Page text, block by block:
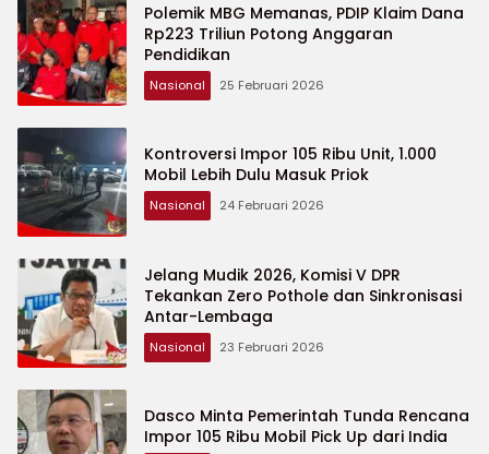
Polemik MBG Memanas, PDIP Klaim Dana
Rp223 Triliun Potong Anggaran
Pendidikan
Nasional 25 Februari 2026
Kontroversi Impor 105 Ribu Unit, 1.000
Mobil Lebih Dulu Masuk Priok
Nasional 24 Februari 2026
Jelang Mudik 2026, Komisi V DPR
Tekankan Zero Pothole dan Sinkronisasi
Antar-Lembaga
Nasional 23 Februari 2026
Dasco Minta Pemerintah Tunda Rencana
Impor 105 Ribu Mobil Pick Up dari India